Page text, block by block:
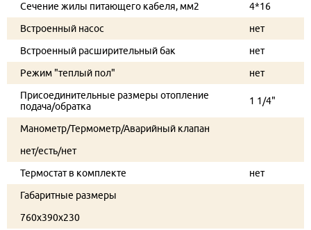
Сечение жилы питающего кабеля, мм2
4*16
Встроенный насос
нет
Встроенный расширительный бак
нет
Режим "теплый пол"
нет
Присоединительные размеры отопление
подача/обратка
1 1/4"
Манометр/Термометр/Аварийный клапан
нет/есть/нет
Термостат в комплекте
нет
Габаритные размеры
760x390x230